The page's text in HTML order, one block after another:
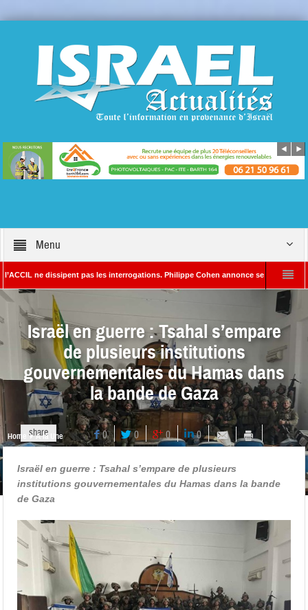
Menu
dissipent pas les interrogations. Philippe Cohen annonce se réserver le droit
en chef d’Israël Actualités L’Iran menace de frapper Tel-Aviv si
Israël en guerre : Tsahal s’empare
de plusieurs institutions
gouvernementales du Hamas dans
la bande de Gaza
share 0 0 0 0
Home A la Une
Israël en guerre : Tsahal s’empare de plusieurs
institutions gouvernementales du Hamas dans la bande
de Gaza